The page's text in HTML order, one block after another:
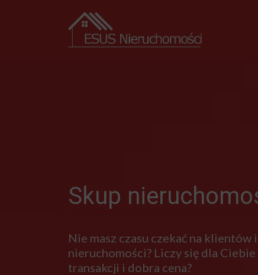
Skup
Nie masz czasu czekać na klientów
nieruchomości? Liczy się dla
transakcji i dobra cena?